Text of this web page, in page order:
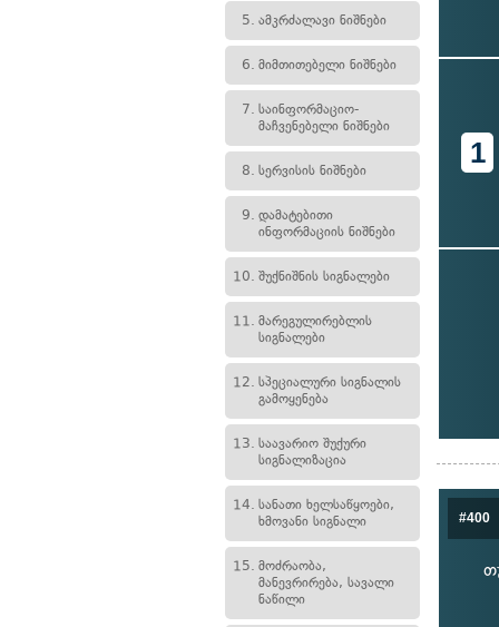
5. ამკრძალავი ნიშნები
6. მიმთითებელი ნიშნები
7. საინფორმაციო-
მაჩვენებელი ნიშნები
8. სერვისის ნიშნები
9. დამატებითი
ინფორმაციის ნიშნები
10. შუქნიშნის სიგნალები
11. მარეგულირებლის
სიგნალები
12. სპეციალური სიგნალის
გამოყენება
13. საავარიო შუქური
სიგნალიზაცია
14. სანათი ხელსაწყოები,
ხმოვანი სიგნალი
15. მოძრაობა,
მანევრირება, სავალი
ნაწილი
1
#400